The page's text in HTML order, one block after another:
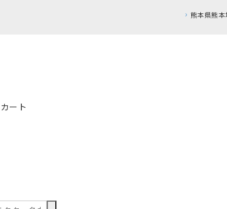
カート